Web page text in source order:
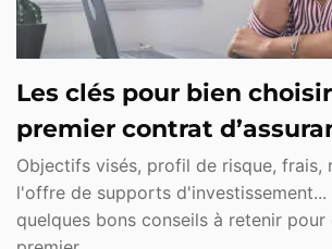
Les clés pour bien
premier contrat
Objectifs visés, profil de risque, frais,
l'offre de supports d'investissement...
quelques bons conseils à retenir pour